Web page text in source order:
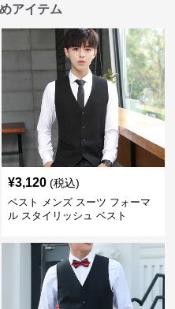
アイテム
¥3,120 (税込)
ベスト メンズ スーツ フォーマ
ル スタイリッシュ ベスト